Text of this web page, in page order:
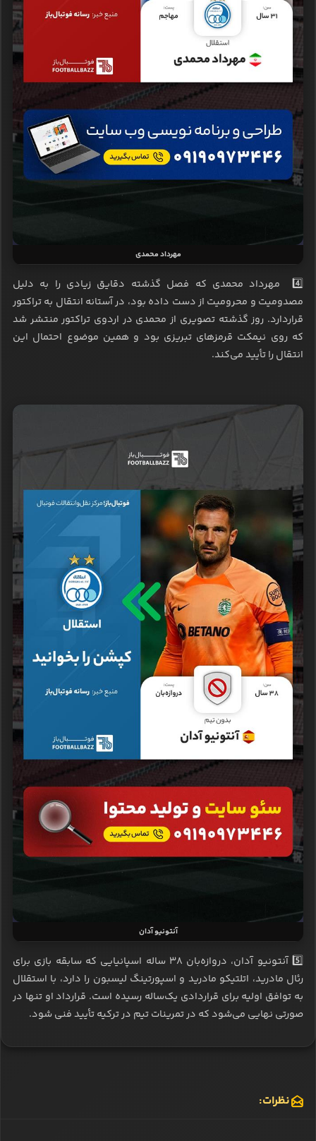
مهرداد محمدی
4️⃣ مهرداد محمدی که فصل گذشته دقایق زیادی را به دلیل
مصدومیت و محرومیت از دست داده بود، در آستانه انتقال به تراکتور
قراردارد. روز گذشته تصویری از محمدی در اردوی تراکتور منتشر شد
که روی نیمکت قرمزهای تبریزی بود و همین موضوع احتمال این
انتقال را تأیید می‌کند.
آنتونیو آدان
5️⃣ آنتونیو آدان، دروازه‌بان ۳۸ ساله اسپانیایی که سابقه بازی برای
رئال مادرید، اتلتیکو مادرید و اسپورتینگ لیسبون را دارد، با استقلال
به توافق اولیه برای قراردادی یک‌ساله رسیده است. قرارداد او تنها در
صورتی نهایی می‌شود که در تمرینات تیم در ترکیه تأیید فنی شود.
نظرات: